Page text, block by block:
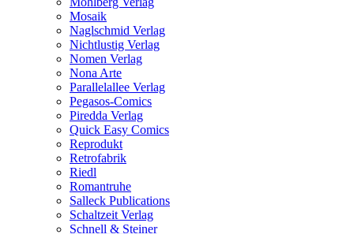
Mosaik
Naglschmid Verlag
Nichtlustig Verlag
Nomen Verlag
Nona Arte
Parallelallee Verlag
Pegasos-Comics
Piredda Verlag
Quick Easy Comics
Reprodukt
Retrofabrik
Riedl
Romantruhe
Salleck Publications
Schaltzeit Verlag
Schnell & Steiner